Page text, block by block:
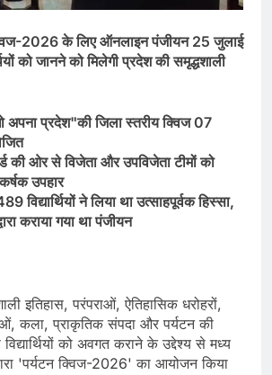
2026 के लिए ऑनलाइन पंजीयन 25 जुलाई
को जानने को मिलेगी प्रदेश की समृद्धशाली
अपना प्रदेश"की जिला स्तरीय क्विज 07
की ओर से विजेता और उपविजेता टीमों को
उपहार
ने लिया था उत्साहपूर्वक हिस्सा,
कराया गया था पंजीयन
इतिहास, परंपराओं, ऐतिहासिक धरोहरों,
कला, प्राकृतिक संपदा और पर्यटन की
को अवगत कराने के उद्देश्य से मध्य
'पर्यटन क्विज-2026' का आयोजन किया